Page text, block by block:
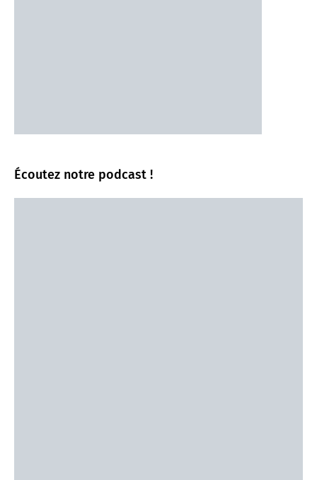
Écoutez notre podcast !